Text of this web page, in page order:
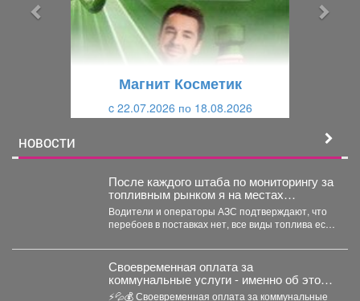
Магнит Косметик
c 22.07.2026 по 18.08.2026
НОВОСТИ
После каждого штаба по мониторингу за
топливным рынком я на местах
проверяю, соответствует ли озвученная
информация действительности.
Водители и операторы АЗС подтверждают, что
перебоев в поставках нет, все виды топлива есть
Своевременная оплата за
коммунальные услуги - именно об этом
твердят энергетические компании.
⚡💦💰 Своевременная оплата за коммунальные